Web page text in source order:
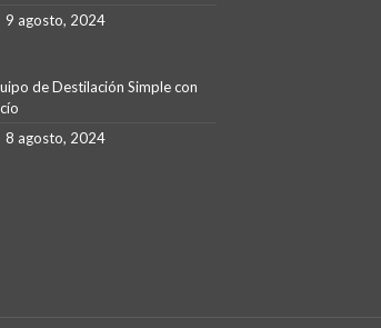
9 agosto, 2024
de Destilación Simple con
8 agosto, 2024